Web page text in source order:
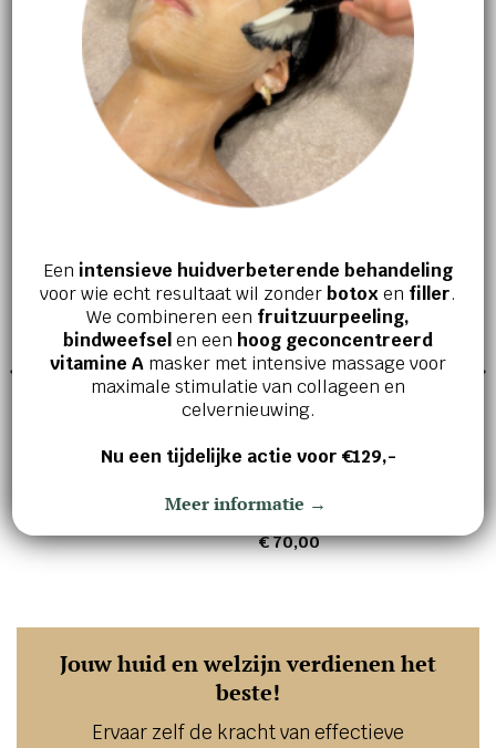
‘s Ochtends en ‘s avonds aanbrengen op het
gezicht en de hals of op specifieke zones
van het lichaam.
GERELATEERDE PRODUCTEN
Lipid balance cleansing oil
€
Intelligent Retinol Smoothing
€70,00
Jouw huid en welzijn verdienen het
beste!
Ervaar zelf de kracht van effectieve
Een intensieve huidverbeterende behandeling
voor wie echt resultaat wil zonderbotox en filler.
We combineren een fruitzuurpeeling,
bindweefselen een hoog geconcentreerd
vitamine A masker met intensive massage voor
maximale stimulatie van collageen en
celvernieuwing.
Nu een tijdelijke actie voor €129,-
Meer informatie →